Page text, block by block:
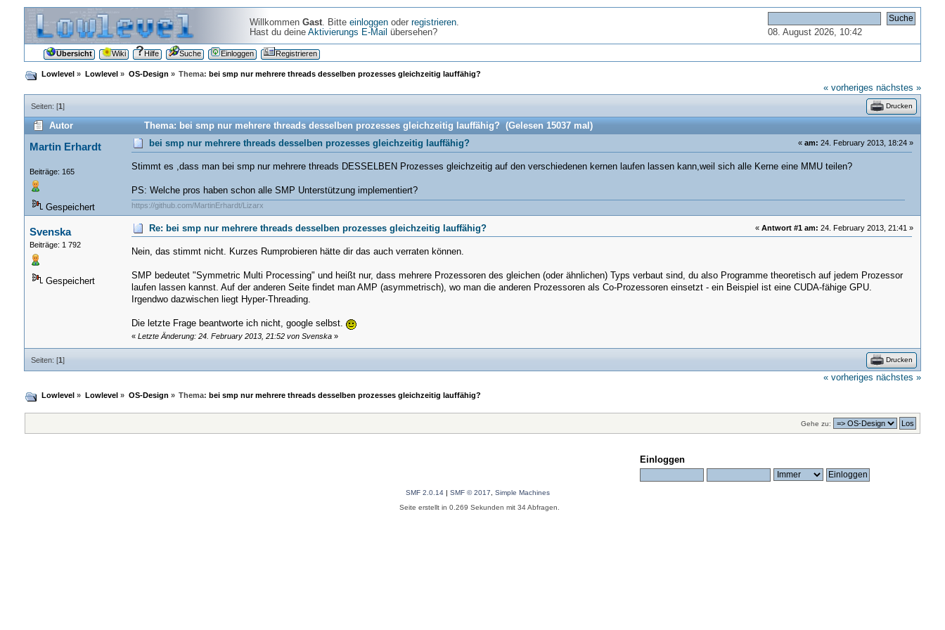
08. August 2026, 10:42
Willkommen Gast. Bitte einloggenoder registrieren.
Hast du deine Aktivierungs E-Mail übersehen?
Übersicht Wiki Hilfe Suche Einloggen Registrieren
Lowlevel » Lowlevel » OS-Design » Thema: bei smp nur mehrere threads desselben prozesses gleichzeitig lauffähig?
« vorheriges nächstes »
Drucken
Seiten: [1]
Autor Thema: bei smp nur mehrere threads desselben prozesses gleichzeitig lauffähig? (Gelesen 15037 mal)
Martin Erhardt
Beiträge: 165
Gespeichert
«am: 24. February 2013, 18:24 »
bei smp nur mehrere threads desselben prozesses gleichzeitig lauffähig?
Stimmt es ,dass man bei smp nur mehrere threads DESSELBEN Prozesses gleichzeitig auf den verschiedenen kernen laufen lassen kann,weil sich alle Kerne eine MMU teilen?
PS: Welche pros haben schon alle SMP Unterstützung implementiert?
https://github.com/MartinErhardt/Lizarx
Svenska
Beiträge: 1 792
Gespeichert
«Antwort #1 am: 24. February 2013, 21:41 »
Re: bei smp nur mehrere threads desselben prozesses gleichzeitig lauffähig?
Nein, das stimmt nicht. Kurzes Rumprobieren hätte dir das auch verraten können.
SMP bedeutet "Symmetric Multi Processing" und heißt nur, dass mehrere Prozessoren des gleichen (oder ähnlichen) Typs verbaut sind, du also Programme theoretisch auf jedem Prozessor
laufen lassen kannst. Auf der anderen Seite findet man AMP (asymmetrisch), wo man die anderen Prozessoren als Co-Prozessoren einsetzt - ein Beispiel ist eine CUDA-fähige GPU.
Irgendwo dazwischen liegt Hyper-Threading.
Die letzte Frage beantworte ich nicht, google selbst.
« Letzte Änderung: 24. February 2013, 21:52 von Svenska»
Drucken
Seiten: [1]
« vorheriges nächstes »
Lowlevel » Lowlevel» OS-Design » Thema:bei smp nur mehrere threads desselben prozesses gleichzeitig lauffähig?
Gehe zu:
Einloggen
SMF 2.0.14| SMF © 2017
Simple Machines
Seite erstellt in 0.269 Sekunden mit 34 Abfragen.